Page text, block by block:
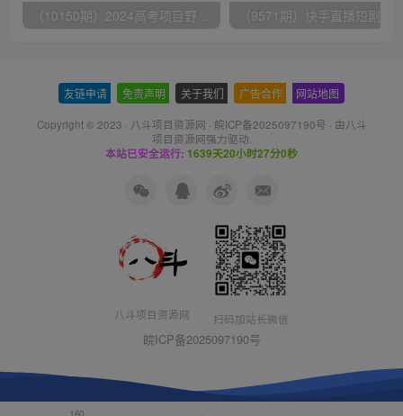
（10150期）2024高考项目野路子玩法，无限裂变，最高一天1W＋！
友链申请 免责声明 关于我们 广告合作 网站地图
Copyright © 2023 · 八斗项目资源网 · 皖ICP备2025097190号 · 由八斗
项目资源网强力驱动.
本站已安全运行: 1639天20小时27分0秒
八斗项目资源网 扫码加站长微信
皖ICP备2025097190号